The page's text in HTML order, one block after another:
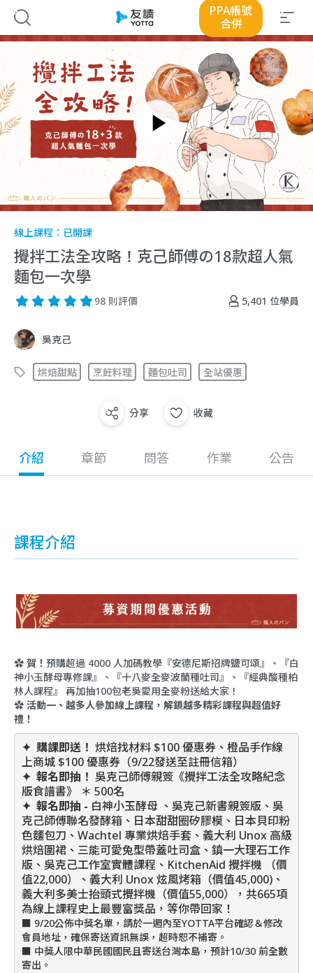
PPA帳號
合併
線上課程： 已開課
攪拌工法全攻略！克己師傅の18款超人氣
麵包一次學
5,401 位學員
98 則評價
吳克己
烘焙甜點 烹飪料理 麵包吐司 全站優惠
分享 收藏
介紹 章節 問答 作業 公告
課程介紹
✿ 賀！ 預購超過 4000 人加碼教學『安德尼斯招牌鹽可頌』、『白
神小玉酵母專修課』、『十八麥全麥波蘭種吐司』、『經典酸種柏
林人課程』 再加抽100包老吳愛用全麥粉送給大家！
✿ 活動一 、越多人參加線上課程，解鎖越多精彩課程與超值好
禮！
✦  購課即送！ 烘焙找材料 $100 優惠券、橙品手作線
上商城 $100 優惠券（9/22發送至註冊信箱）
✦  報名即抽！ 吳克己師傅親簽《攪拌工法全攻略紀念
版食譜書》 ＊ 500名
✦ 報名即抽 - 白神小玉酵母 、吳克己新書親簽版、吳
克己師傅聯名發酵箱、日本甜甜圈矽膠模、日本貝印粉
色麵包刀、Wachtel 專業烘焙手套、義大利 Unox 高級
烘焙圍裙、三能可愛兔型帶蓋吐司盒、鎮一大理石工作
版、吳克己工作室實體課程、KitchenAid 攪拌機 （價
值22,000）、義大利 Unox 炫風烤箱（價值45,000)、
義大利多美士抬頭式攪拌機（價值55,000），共665項
為線上課程史上最豐富獎品，等你帶回家！
■ 9/20公佈中獎名單，請於一週內至YOTTA平台確認＆修改
會員地址，確保寄送資訊無誤，超時恕不補寄。
■ 中獎人限中華民國國民且寄送台灣本島，預計10/30 前全數
寄出。